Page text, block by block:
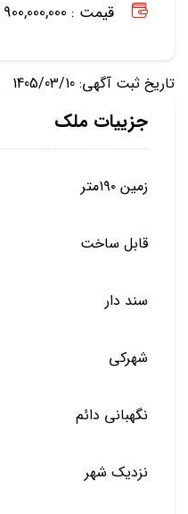
قیمت : 900,000,000 تومان /
تاریخ ثبت آگهی: 1405/03/10
جزییات ملک
زمین ۱۹۰متر
قابل ساخت
سند دار
شهرکی
نگهبانی دائم
نزدیک شهر